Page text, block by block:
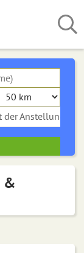
der Anstellung
&